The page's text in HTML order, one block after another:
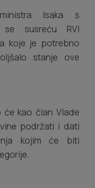
Isaka s
susreću RVI
koje je potrebno
stanje ove
će kao član Vlade
podržati i dati
kojim će biti